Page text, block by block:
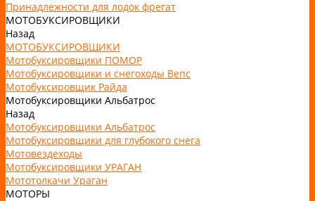
Принадлежности для лодок фрегат
МОТОБУКСИРОВЩИКИ
Назад
МОТОБУКСИРОВЩИКИ
Мотобуксировщики ПОМОР
Мотобуксировщики и снегоходы Вепс
Мотобуксировщик Райда
Мотобуксировщики Альбатрос
Назад
Мотобуксировщики Альбатрос
Мотобуксировщики для глубокого снега
Мотовездеходы
Мотобуксировщики УРАГАН
Мототолкачи Ураган
МОТОРЫ